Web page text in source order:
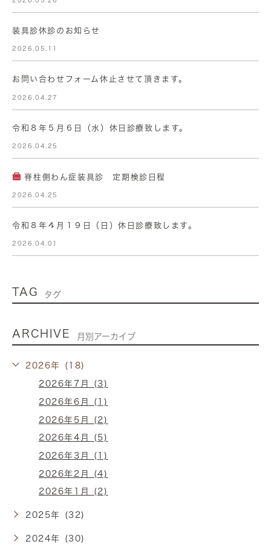
装具診休診のお知らせ
2026.05.11
お問い合わせフォーム休止させて頂きます。
2026.04.27
令和８年５月６日（水）休日診療致します。
2026.04.25
脊柱側わん症装具診 定期検診日程
2026.04.25
令和８年４月１９日（日）休日診療致します。
2026.04.01
TAG タグ
ARCHIVE 月別アーカイブ
2026年 (18)
2026年7月 (3)
2026年6月 (1)
2026年5月 (2)
2026年4月 (5)
2026年3月 (1)
2026年2月 (4)
2026年1月 (2)
2025年 (32)
2024年 (30)